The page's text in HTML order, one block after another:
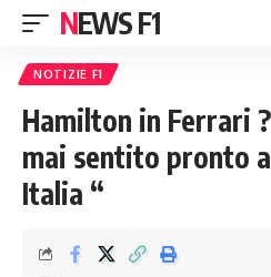
NEWS F1
NOTIZIE F1
Hamilton in Ferrari
mai sentito pronto
Italia “